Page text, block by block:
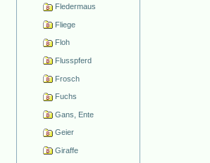
Fledermaus
Fliege
Floh
Flusspferd
Frosch
Fuchs
Gans, Ente
Geier
Giraffe